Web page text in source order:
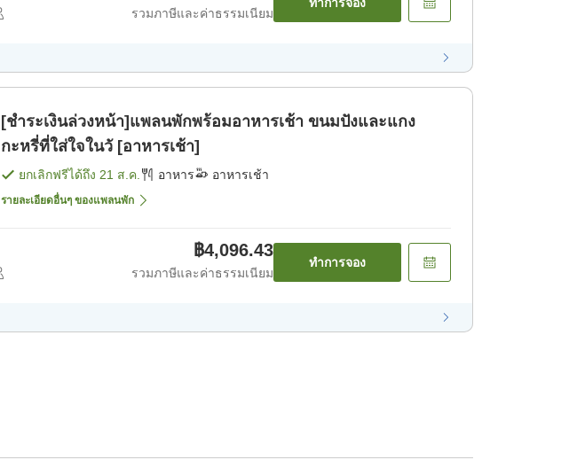
รวมภาษีและค่าธรรมเนียม
[ชำระเงินล่วงหน้า]แพลนพักพร้อมอาหารเช้า ขนมปังและแกง
กะหรี่ที่ใส่ใจในวั [อาหารเช้า]
ยกเลิกฟรีได้ถึง 21 ส.ค. อาหาร อาหารเช้า
รายละเอียดอื่นๆ ของแพลนพัก
฿4,096.43
รวมภาษีและค่าธรรมเนียม
ทำการจอง